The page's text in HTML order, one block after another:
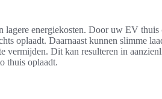
lagere energiekosten. Door uw EV thuis
oplaadt. Daarnaast kunnen slimme
vermijden. Dit kan resulteren in
thuis oplaadt.